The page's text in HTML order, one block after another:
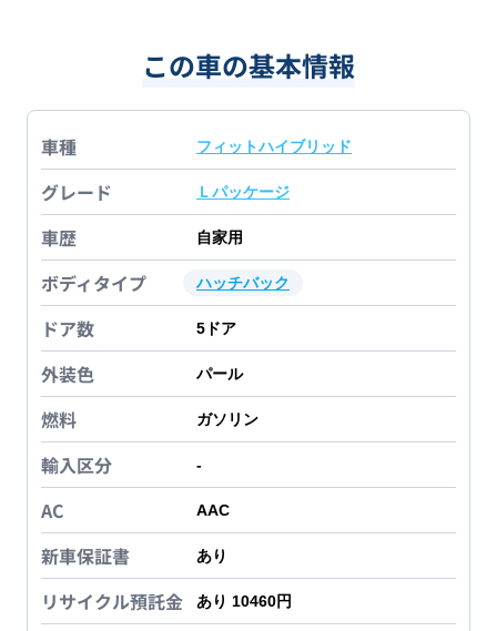
この車の基本情報
車種 フィットハイブリッド
グレード Ｌパッケージ
車歴 自家用
ボディタイプ ハッチバック
ドア数 5 ドア
外装色 パール
燃料 ガソリン
輸入区分 -
AC AAC
新車保証書 あり
リサイクル預託金 あり 10460円